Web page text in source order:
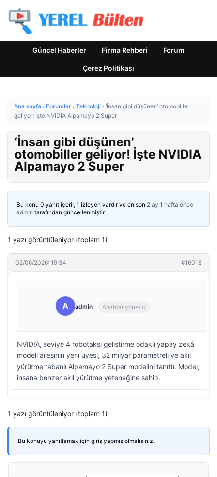
Güncel Haberler Firma Rehberi Forum
Çerez Politikası
Ana sayfa › Forumlar › Teknoloji › ‘İnsan gibi düşünen’ otomobiller
geliyor! İşte NVIDIA Alpamayo 2 Super
‘İnsan gibi düşünen’
otomobiller geliyor! İşte NVIDIA
Alpamayo 2 Super
Bu konu 0 yanıt içerir, 1 izleyen vardır ve en son 2 ay 1 hafta önce
admin tarafından güncellenmiştir.
1 yazı görüntüleniyor (toplam 1)
02/06/2026: 19:34 #16018
A admin Anahtar yönetici
NVIDIA, seviye 4 robotaksi geliştirme odaklı yapay zekâ
modeli ailesinin yeni üyesi, 32 milyar parametreli ve akıl
yürütme tabanlı Alpamayo 2 Super modelini tanıttı. Model;
insana benzer akıl yürütme yeteneğine sahip.
1 yazı görüntüleniyor (toplam 1)
Bu konuyu yanıtlamak için giriş yapmış olmalısınız.